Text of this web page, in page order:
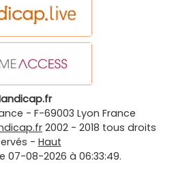
- F-69003 Lyon France
2002 - 2018 tous droits
- Haut
07-08-2026 à 06:33:49.